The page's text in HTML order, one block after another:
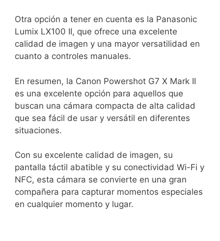
Otra opción ⁢a tener en​ cuenta es la ​Panasonic
Lumix LX100‍ II, que ofrece una excelente
calidad⁢ de imagen y una ⁤mayor versatilidad en
cuanto a ⁤controles manuales.
En ⁣resumen, la Canon Powershot G7 X ⁤Mark II
es ‌una ‌excelente opción para ‌aquellos que
buscan una cámara compacta de ​alta calidad
que sea⁤ fácil de usar y versátil en diferentes
situaciones.
Con su excelente calidad de ⁢imagen, su‍
pantalla táctil abatible y su ‍conectividad Wi-Fi y⁤
NFC, esta‍ cámara se convierte en una gran
compañera para capturar‍ momentos especiales
en cualquier momento y lugar.